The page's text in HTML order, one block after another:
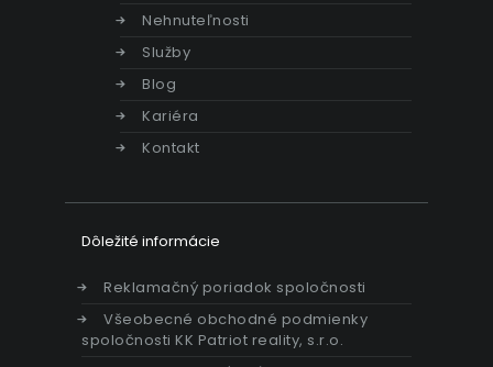
Nehnuteľnosti
Služby
Blog
Kariéra
Kontakt
Dôležité informácie
Reklamačný poriadok spoločnosti
Všeobecné obchodné podmienky
spoločnosti KK Patriot reality, s.r.o.